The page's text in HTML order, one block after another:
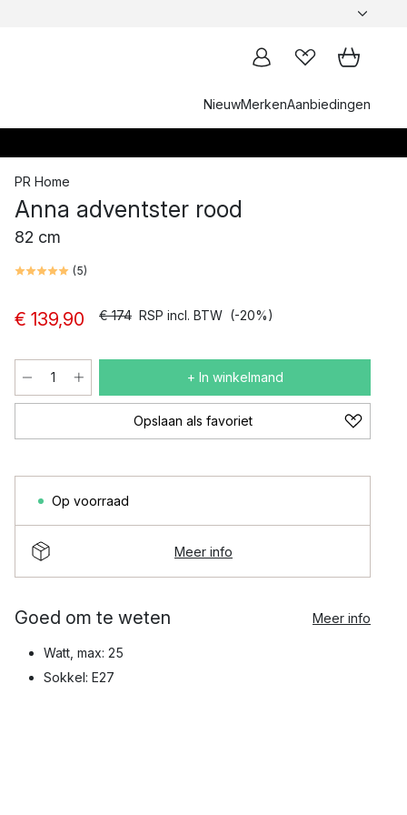
NieuwMerkenAanbiedingen
PR Home
Anna adventster rood
82 cm
(5)
€ 139,90 € 174 RSP incl. BTW (-20%)
+ In winkelmand
Opslaan als favoriet
Op voorraad
Meer info
Goed om te weten Meer info
Watt, max: 25
Sokkel: E27